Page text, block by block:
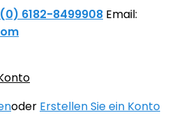
6182-8499908 Email:
oder Erstellen Sie ein Konto